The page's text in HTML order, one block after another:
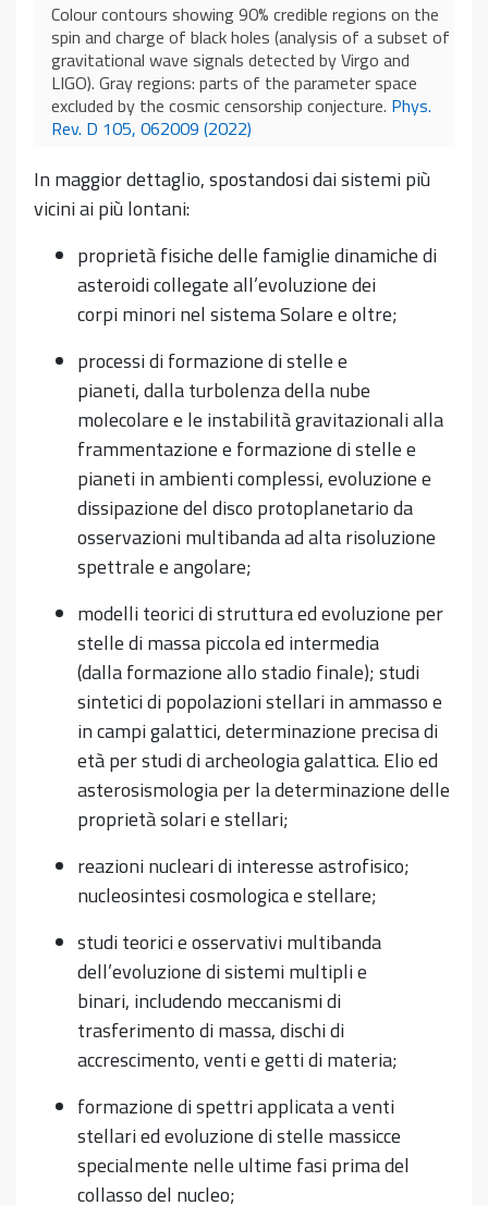
Colour contours showing 90% credible regions on the
spin and charge of black holes (analysis of a subset of
gravitational wave signals detected by Virgo and
LIGO). Gray regions: parts of the parameter space
excluded by the cosmic censorship conjecture. Phys.
Rev. D 105, 062009 (2022)
In maggior dettaglio, spostandosi dai sistemi più
vicini ai più lontani:
proprietà fisiche delle famiglie dinamiche di
asteroidi collegate all’evoluzione dei
corpi minori nel sistema Solare e oltre;
processi di formazione di stelle e
pianeti, dalla turbolenza della nube
molecolare e le instabilità gravitazionali alla
frammentazione e formazione di stelle e
pianeti in ambienti complessi, evoluzione e
dissipazione del disco protoplanetario da
osservazioni multibanda ad alta risoluzione
spettrale e angolare;
modelli teorici di struttura ed evoluzione per
stelle di massa piccola ed intermedia
(dalla formazione allo stadio finale); studi
sintetici di popolazioni stellari in ammasso e
in campi galattici, determinazione precisa di
età per studi di archeologia galattica. Elio ed
asterosismologia per la determinazione delle
proprietà solari e stellari;
reazioni nucleari di interesse astrofisico;
nucleosintesi cosmologica e stellare;
studi teorici e osservativi multibanda
dell’evoluzione di sistemi multipli e
binari, includendo meccanismi di
trasferimento di massa, dischi di
accrescimento, venti e getti di materia;
formazione di spettri applicata a venti
stellari ed evoluzione di stelle massicce
specialmente nelle ultime fasi prima del
collasso del nucleo;